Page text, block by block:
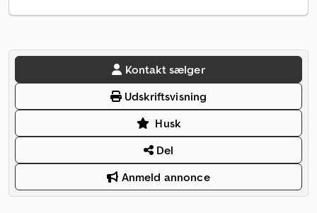
Kontakt sælger
Udskriftsvisning
Husk
Del
Anmeld annonce